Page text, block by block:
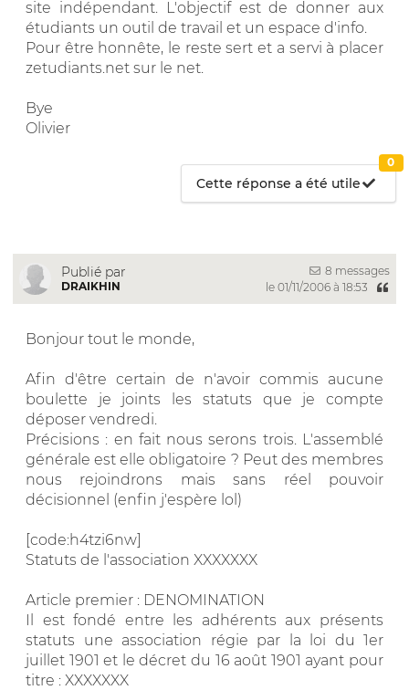
site indépendant. L'objectif est de donner aux
étudiants un outil de travail et un espace d'info.
Pour être honnête, le reste sert et a servi à placer
zetudiants.net sur le net.
Bye
Olivier
Cette réponse a été utile
0
Publié par
DRAIKHIN
8 messages
le 01/11/2006 à 18:53
Bonjour tout le monde,
Afin d'être certain de n'avoir commis aucune
boulette je joints les statuts que je compte
déposer vendredi.
Précisions : en fait nous serons trois. L'assemblé
générale est elle obligatoire ? Peut des membres
nous rejoindrons mais sans réel pouvoir
décisionnel (enfin j'espère lol)
[code:h4tzi6nw]
Statuts de l'association XXXXXXX
Article premier : DENOMINATION
Il est fondé entre les adhérents aux présents
statuts une association régie par la loi du 1er
juillet 1901 et le décret du 16 août 1901 ayant pour
titre : XXXXXXX